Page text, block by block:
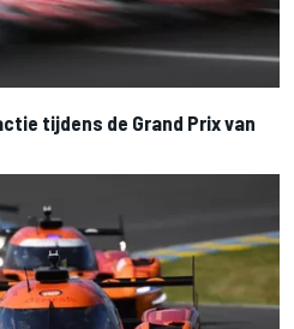
tijdens de Grand Prix van